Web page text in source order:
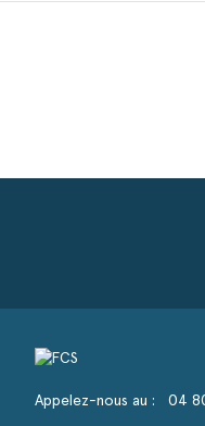
Appelez-nous au : 04